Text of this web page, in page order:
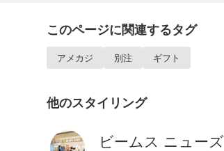
このページに関連するタグ
アメカジ 別注 ギフト
他のスタイリング
ビームス ニューズ